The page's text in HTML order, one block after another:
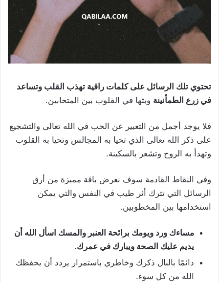
تحتوي تلك الرسائل على كلمات راقية تهذب القلب وتساعد
في زرع الطمأنينة وبثها في القلوب بين المتحابين.
فلا يوجد أجمل من التعبير عن الحب في الله تعالى والتشجيع
على ذكر الله تعالى الذي تحيا به المجالس وتحيا به القلوب
وتهدأ به الروح وتشعر بالسكينة.
وفي النقاط القادمة سوف نعرض باقة مميزة من أرق
الرسائل التي تترك أثر طيب في النفس والتي يمكن
استخدامها بين المخطوبين.
مساءك ورد ويومك برائحة العنبر والمسك اسأل الله أن
يديم عليك الصحة ويبارك في عمرك.
دائمًا بالبال ذكرك وخاطري باستمرار يردد أن يحفظك
الله من كل سوء.